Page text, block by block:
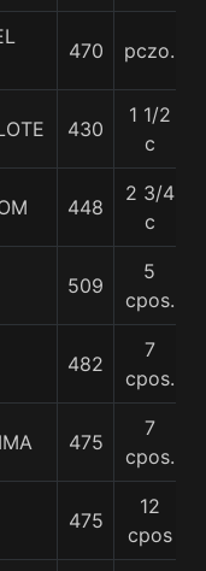
470 pczo.
430
1 1/2
c
448
2 3/4
c
509
5
cpos.
482
7
cpos.
475
7
cpos.
475
12
cpos